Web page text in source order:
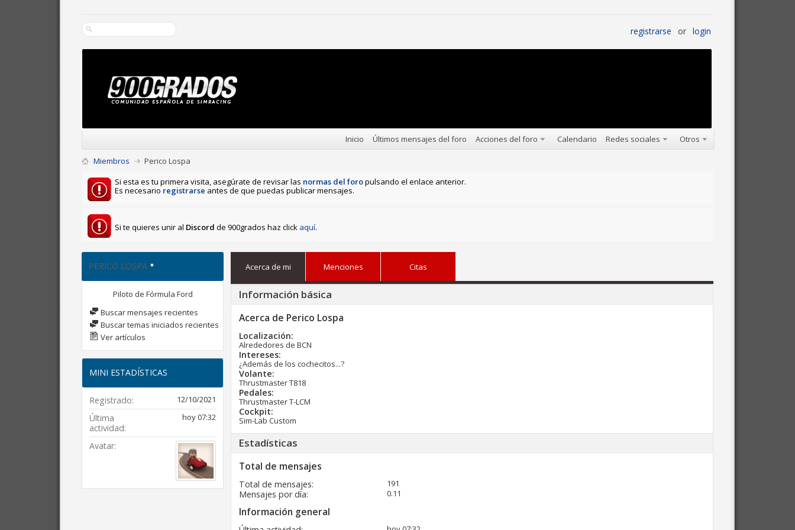
registrarse or login
Inicio Últimos mensajes del foro Acciones del foro Calendario Redes sociales Otros
Miembros
Perico Lospa
Si esta es tu primera visita, asegúrate de revisar las normas del foropulsando el enlace anterior.
Es necesario registrarse antes de que puedas publicar mensajes.
Si te quieres unir al Discord de 900grados haz click aquí.
PERICO LOSPA
Piloto de Fórmula Ford
Buscar mensajes recientes
Buscar temas iniciados recientes
Ver artículos
MINI ESTADÍSTICAS
Registrado 12/10/2021
Última
actividad
hoy07:32
Avatar
Acerca de mi Menciones Citas
Información básica
Acerca de Perico Lospa
Localización:
Alrededores de BCN
Intereses:
¿Además de los cochecitos...?
Volante:
Thrustmaster T818
Pedales:
Thrustmaster T-LCM
Cockpit:
Sim-Lab Custom
Estadísticas
Total de mensajes
Total de mensajes 191
Mensajes por día 0.11
Información general